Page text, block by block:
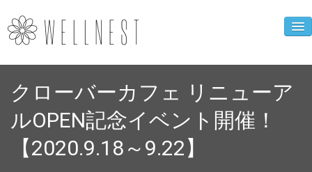
企業ニュース
人財育成事業
WELLNEST診断
お母さんの心得
クローバーカフェ リニューア
ルOPEN記念イベント開催！
【2020.9.18～9.22】